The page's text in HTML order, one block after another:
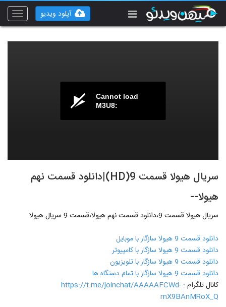
Toggle
آپلود ویدیو
Cannot load
M3U8:
سریال هیولا قسمت 9(HD)|دانلود قسمت نهم
هیولا--
سریال هیولا قسمت 9،دانلود قسمت نهم هیولا،قسمت 9 سریال هیولا
دانلود قسمت 9 هیولا سازگار با موبایل
دانلود قسمت 9 هیولا سازگار با کامپیوتر
دانلود قسمت 9 هیولا سازگار با تلویزیون
دانلود قسمت 9 هیولا سازگار با تمام دستگاه ها
کانال تلگرام : https://t.me/joinchat/AAAAAFCWd-
mX9BAnMRoX_Q